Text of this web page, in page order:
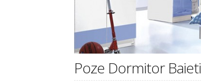
Poze Dormitor Baieti